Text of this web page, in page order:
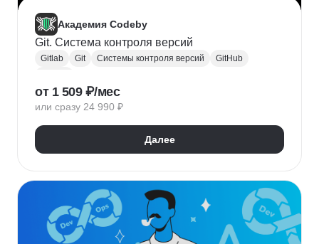
Академия Codeby
Git. Система контроля версий
Gitlab Git Системы контроля версий
GitHub
от 1 509 ₽/мес
или сразу 24 990 ₽
Далее